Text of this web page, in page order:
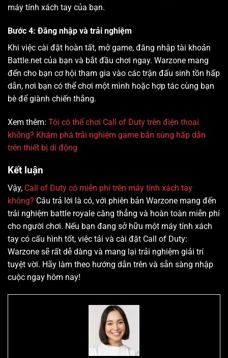
máy tính xách tay của bạn.
Bước 4: Đăng nhập và trải nghiệm
Khi việc cài đặt hoàn tất, mở game, đăng nhập tài khoản
Battle.net của bạn và bắt đầu chơi ngay. Warzone mang
đến cho bạn cơ hội tham gia vào các trận đấu sinh tồn hấp
dẫn, nơi bạn có thể chơi một mình hoặc hợp tác cùng bạn
bè để giành chiến thắng.
Xem thêm: Tôi có thể chơi Call of Duty trên điện thoại
không? Khám phá trải nghiệm game bắn súng hấp dẫn
trên thiết bị di động
Kết luận
Vậy, Call of Duty có miễn phí trên máy tính xách tay
không? Câu trả lời là có, với phiên bản Warzone mang đến
trải nghiệm battle royale căng thẳng và hoàn toàn miễn phí
cho người chơi. Nếu bạn đang sở hữu một máy tính xách
tay có cấu hình tốt, việc tải và cài đặt Call of Duty:
Warzone sẽ rất dễ dàng và mang lại trải nghiệm giải trí
tuyệt vời. Hãy làm theo hướng dẫn trên và sẵn sàng nhập
cuộc ngay hôm nay!